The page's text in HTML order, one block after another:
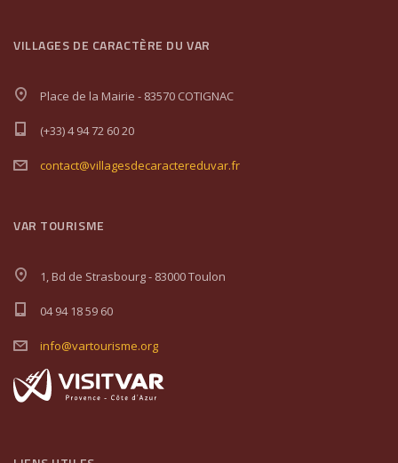
VILLAGES DE CARACTÈRE DU VAR
Place de la Mairie - 83570 COTIGNAC
(+33) 4 94 72 60 20
contact@villagesdecaractereduvar.fr
VAR TOURISME
1, Bd de Strasbourg - 83000 Toulon
04 94 18 59 60
info@vartourisme.org